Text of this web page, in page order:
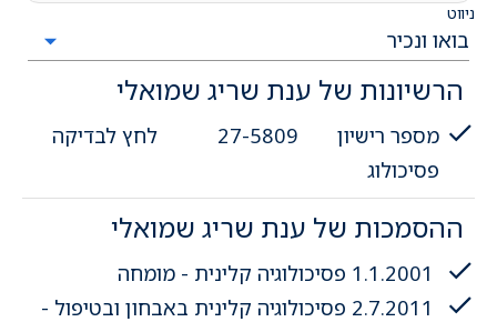
ניווט
הרשיונות של ענת שריג שמואלי
מספר רישיון
פסיכולוג
27-5809 לחץ לבדיקה
ההסמכות של ענת שריג שמואלי
1.1.2001 פסיכולוגיה קלינית - מומחה
2.7.2011 פסיכולוגיה קלינית באבחון ובטיפול -